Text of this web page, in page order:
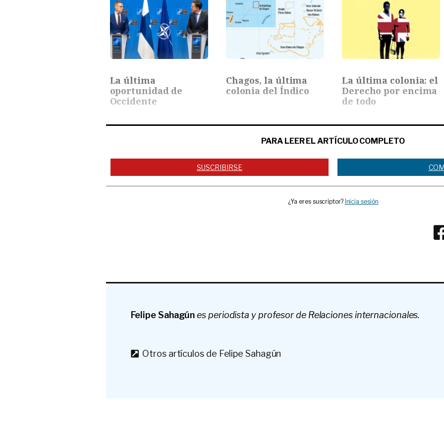
La última
oportunidad de
Occidente
Chagos, la última
colonia del Índico
La última colonia: el
Derecho por encima
de todo
PARA LEER EL ARTÍCULO COMPLETO
SUSCRIBIRSE
¿Ya eres suscriptor? Inicia sesión
Felipe Sahagúnes periodista y profesor de Relacionesinternacionales.
Otros artículos de Felipe Sahagún